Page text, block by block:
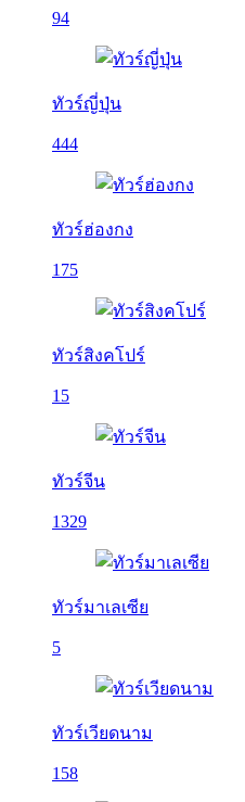
94
ทัวร์ญี่ปุ่น
444
ทัวร์ฮ่องกง
175
ทัวร์สิงคโปร์
15
ทัวร์จีน
1329
ทัวร์มาเลเซีย
5
ทัวร์เวียดนาม
158